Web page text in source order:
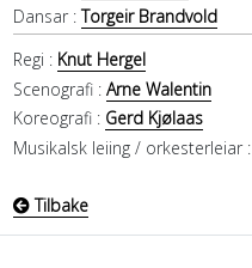
Dansar :Torgeir Brandvold
Regi : Knut Hergel
Scenografi : Arne Walentin
Koreografi : Gerd Kjølaas
Musikalsk leiing / orkesterleiar :
Tilbake